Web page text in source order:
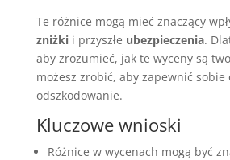
Te różnice mogą mieć znaczący
zniżkii przyszłe ubezpieczenia.
aby zrozumieć, jak te wyceny są
możesz zrobić, aby zapewnić
odszkodowanie.
Kluczowe wnioski
Różnice w wycenach mogą być